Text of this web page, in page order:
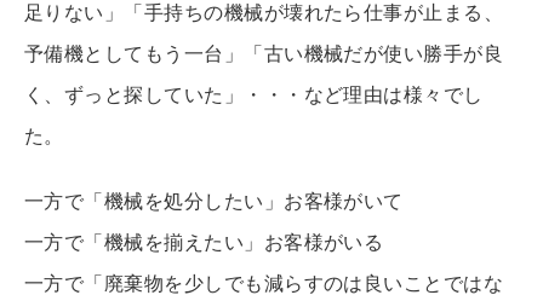
足りない」「手持ちの機械が壊れたら仕事が止まる、
予備機としてもう一台」「古い機械だが使い勝手が良
く、ずっと探していた」・・・など理由は様々でし
た。
一方で「機械を処分したい」お客様がいて
一方で「機械を揃えたい」お客様がいる
一方で「廃棄物を少しでも減らすのは良いことではな